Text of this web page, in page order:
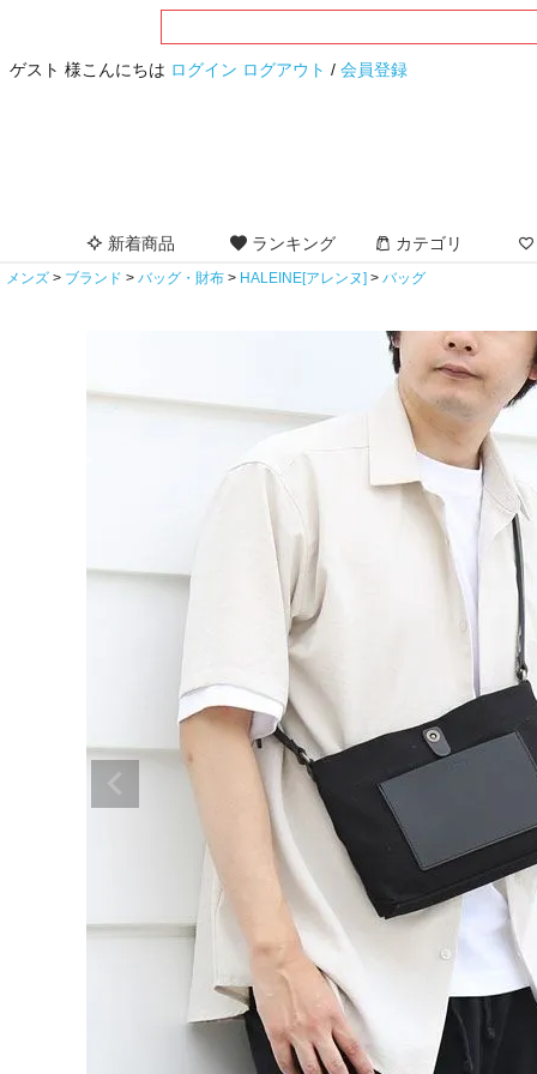
ゲスト 様こんにちは ログイン ログアウト / 会員登録
新着商品 ランキング カテゴリ
メンズ ブランド バッグ・財布 HALEINE[アレンヌ] バッグ